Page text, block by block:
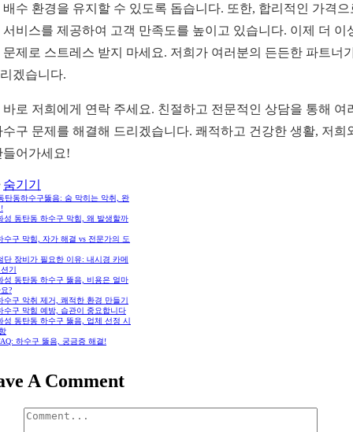
배수 환경을 유지할 수 있도록 돕습니다. 또한, 합리적인 가격으
서비스를 제공하여 고객 만족도를 높이고 있습니다. 이제 더 이
문제로 스트레스 받지 마세요. 저희가 여러분의 든든한 파트너
겠습니다.
바로 저희에게 연락 주세요. 친절하고 전문적인 상담을 통해 여
수구 문제를 해결해 드리겠습니다. 쾌적하고 건강한 생활, 저희
들어가세요!
숨기기
탄동하수구뚫음: 숨 막히는 악취, 완
성 동탄동 하수구 막힘, 왜 발생할까
수구 막힘, 자가 해결 vs 전문가의 도
단 장비가 필요한 이유: 내시경 카메
기
성 동탄동 하수구 뚫음, 비용은 얼마
?
수구 악취 제거, 쾌적한 환경 만들기
수구 막힘 예방, 습관이 중요합니다
성 동탄동 하수구 뚫음, 업체 선정 시
하수구 뚫음, 궁금증 해결!
A Comment